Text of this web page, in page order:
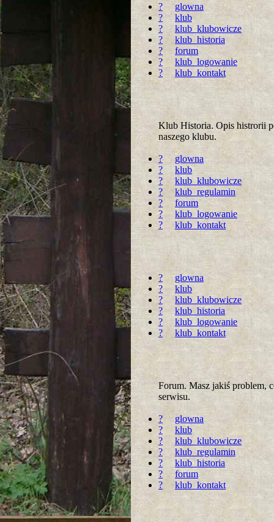
?
glowna
?
klub
?
klub_klubowicze
?
klub_historia
?
forum
?
klub_logowanie
?
klub_kontakt
Klub Historia. Opis histrorii
naszego klubu.
?
glowna
?
klub
?
klub_klubowicze
?
klub_regulamin
?
forum
?
klub_logowanie
?
klub_kontakt
?
glowna
?
klub
?
klub_klubowicze
?
klub_historia
?
klub_logowanie
?
klub_kontakt
Forum. Masz jakiś problem,
serwisu.
?
glowna
?
klub
?
klub_klubowicze
?
klub_regulamin
?
klub_historia
?
forum
?
klub_kontakt